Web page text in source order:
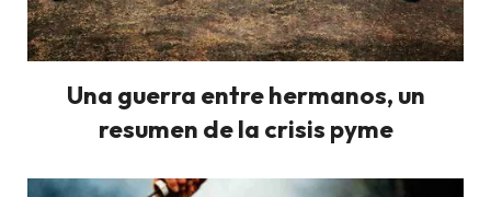
Una guerra entre hermanos, un
resumen de la crisis pyme